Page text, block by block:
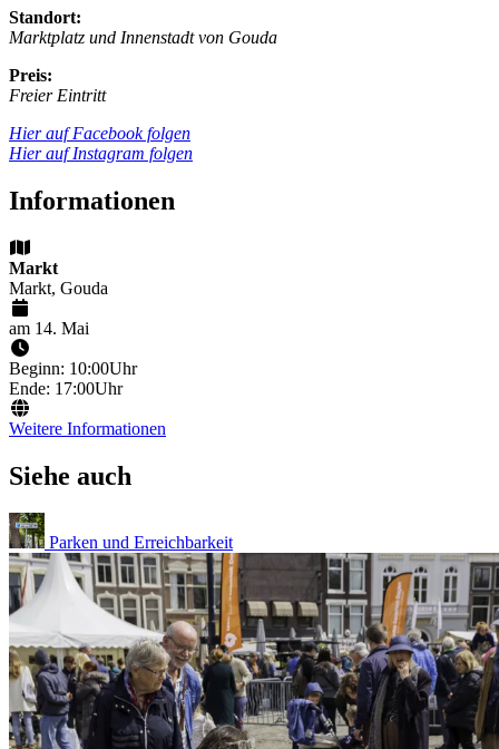
Standort:
Marktplatz und Innenstadt von Gouda
Preis:
Freier Eintritt
Hier auf Facebook folgen
Hier auf Instagram folgen
Informationen
Markt
Markt, Gouda
am 14. Mai
Beginn: 10:00Uhr
Ende: 17:00Uhr
Weitere Informationen
Siehe auch
Parken und Erreichbarkeit